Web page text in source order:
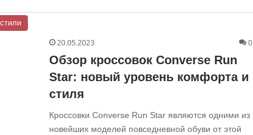
20.05.2023 0
Обзор кроссовок Converse Run
Star: новый уровень комфорта и
стиля
Кроссовки Converse Run Star являются одними из
новейших моделей повседневной обуви от этой